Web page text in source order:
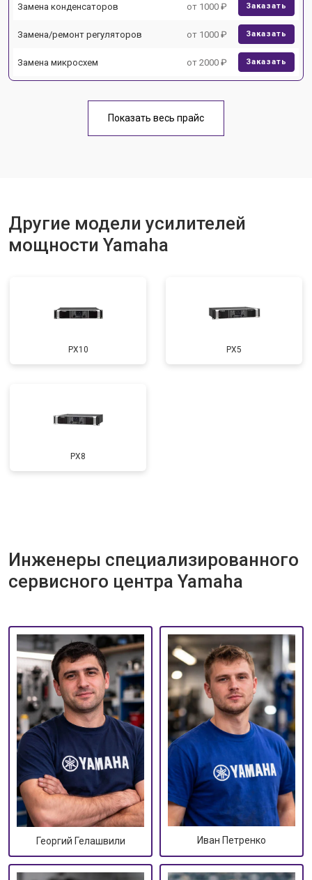
Замена конденсаторов от 1000 ₽ Заказать
Замена/ремонт регуляторов от 1000 ₽ Заказать
Замена микросхем от 2000 ₽ Заказать
Показать весь прайс
Другие модели усилителей
мощности Yamaha
PX10 PX5
PX8
Инженеры специализированного
сервисного центра Yamaha
Георгий Гелашвили Иван Петренко